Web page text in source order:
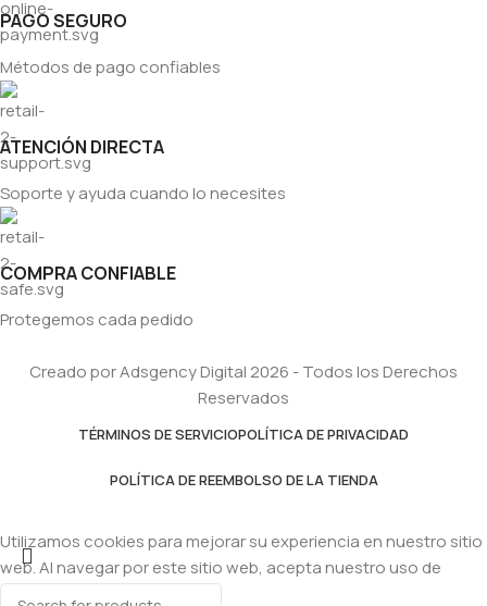
PAGO SEGURO
Métodos de pago confiables
ATENCIÓN DIRECTA
Soporte y ayuda cuando lo necesites
COMPRA CONFIABLE
Protegemos cada pedido
Creado por Adsgency Digital 2026 - Todos los Derechos
Reservados
TÉRMINOS DE SERVICIOPOLÍTICA DE PRIVACIDAD
POLÍTICA DE REEMBOLSO DE LA TIENDA
Utilizamos cookies para mejorar su experiencia en nuestro sitio
web. Al navegar por este sitio web, acepta nuestro uso de
cookies.